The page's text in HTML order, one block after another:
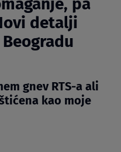
detalji
gnev RTS-a ali
kao moje